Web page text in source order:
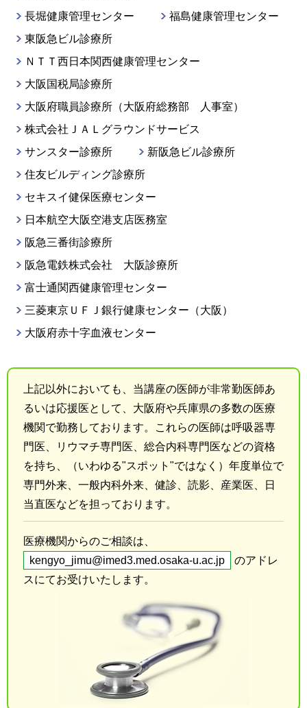
長堀健康管理センター
福島健康管理センター
東阪急ビル診療所
ＮＴＴ西日本関西健康管理センター
大阪国税局診療所
大阪府職員診療所（大阪府総務部 人事室）
株式会社ＪＡＬグラウンドサービス
サンスター診療所
新阪急ビル診療所
住友ビルディング診療所
セキスイ健保医療センター
日本航空大阪空港支店医務室
阪急三番街診療所
阪急電鉄株式会社 大阪診療所
富士通関西健康管理センター
三菱東京ＵＦＪ銀行健康センター（大阪）
大阪府赤十字血液センター
上記以外においても、当講座の医師が非常勤医師あ
るいは応援医として、大阪府や兵庫県の多数の医療
機関で勤務しております。これらの医師は呼吸器専
門医、リウマチ専門医、総合内科専門医などの資格
を持ち、（いわゆる"スポット"ではなく）年度単位で
専門外来、一般内科外来、健診、読影、産業医、日
当直医などを担っております。
医療機関からのご相談は、
kengyo_jimu@imed3.med.osaka-u.ac.jp
のアドレ
スにてお受けいたします。